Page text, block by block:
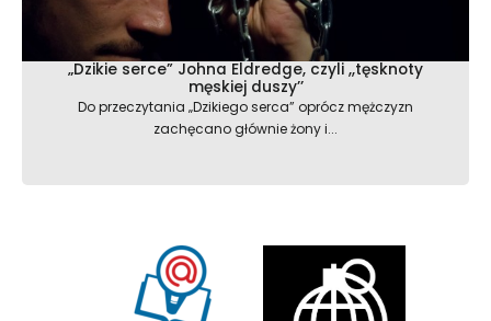
„Dzikie serce” Johna Eldredge, czyli ,,tęsknoty
męskiej duszy’’
Do przeczytania „Dzikiego serca” oprócz mężczyzn
zachęcano głównie żony i...